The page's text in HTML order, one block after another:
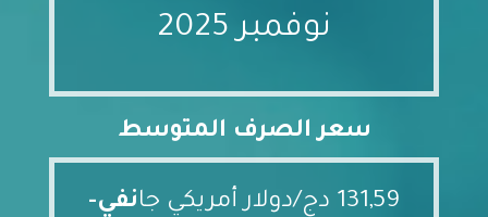
نوفمبر 2025
سعر الصرف المتوسط
131,59 دج/دولار أمريكي جا
نفي-